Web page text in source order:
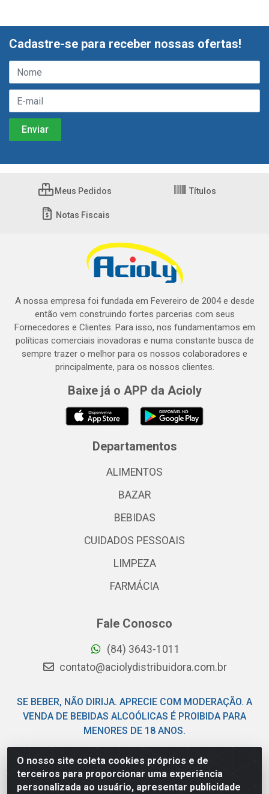
O nosso site coleta cookies próprios e de
terceiros para proporcionar uma experiência
personalizada ao usuário, apresentar publicidade
Cadastre-se para receber nossas ofertas!
Meus Pedidos Títulos
Notas Fiscais
A nossa empresa foi fundada em Fevereiro de 2004 e desde
então vem construindo fortes parcerias com seus
Fornecedores e Clientes. Para isso, nos fundamentamos em
políticas comerciais inovadoras e numa constante busca de
sempre trazer o melhor para os nossos colaboradores e
principalmente, para os nossos clientes.
Baixe já o APP da Acioly
Departamentos
ALIMENTOS
BAZAR
BEBIDAS
CUIDADOS PESSOAIS
LIMPEZA
FARMÁCIA
Fale Conosco
(84) 3643-1011
contato@aciolydistribuidora.com.br
SE BEBER, NÃO DIRIJA. APRECIE COM MODERAÇÃO. A
VENDA DE BEBIDAS ALCOÓLICAS É PROIBIDA PARA
MENORES DE 18 ANOS.
Acioly Distribuidora - Av Piloto Pereira Tim - Parque de
Exposições - Parnamirim/RN - CEP 59146-480 - CNPJ